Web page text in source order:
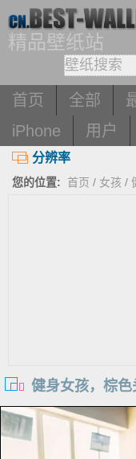
精品壁纸站
首页 全部
iPhone
用户
分辨率
您的位置: 首页 / 女孩 /
健身女孩，棕